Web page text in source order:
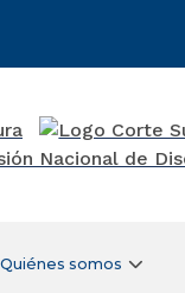
Quiénes somos